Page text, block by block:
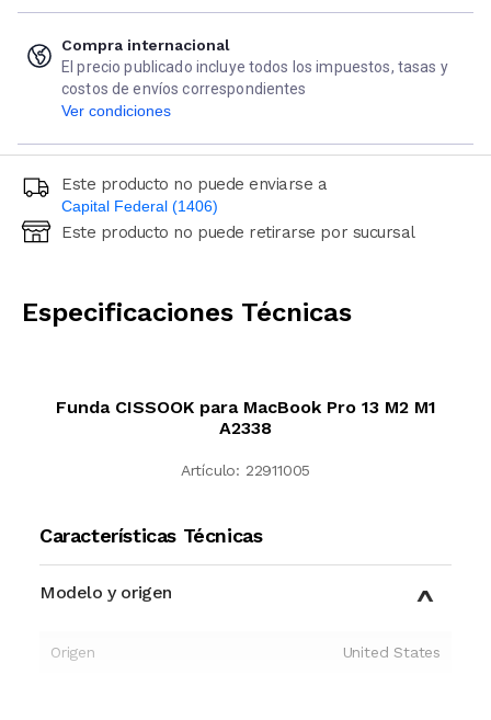
Compra internacional
El precio publicado incluye todos los impuestos, tasas y
costos de envíos correspondientes
Ver condiciones
Este producto no puede enviarse a
Capital Federal (1406)
Ingresá código postal (sólo números)
Este producto no puede retirarse por sucursal
Especificaciones Técnicas
Funda CISSOOK para MacBook Pro 13 M2 M1
A2338
Artículo: 22911005
Características Técnicas
Modelo y origen
Origen United States